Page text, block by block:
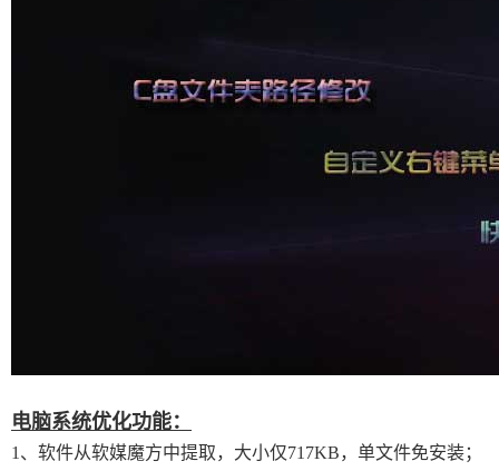
电脑系统优化功能：
1、软件从软媒魔方中提取，大小仅717KB，单文件免安装；